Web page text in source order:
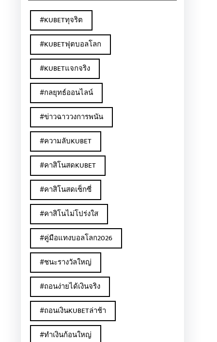
#KUBETทุจริต
#KUBETฟุตบอลโลก
#KUBETแจกจริง
#กลยุทธ์ออนไลน์
#ข่าวฉาววงการพนัน
#ความลับKUBET
#คาสิโนสดKUBET
#คาสิโนสดเซ็กซี่
#คาสิโนไม่โปร่งใส
#คู่มือแทงบอลโลก2026
#ชนะรางวัลใหญ่
#ถอนง่ายได้เงินจริง
#ถอนเงินKUBETล่าช้า
#ทำเงินก้อนใหญ่